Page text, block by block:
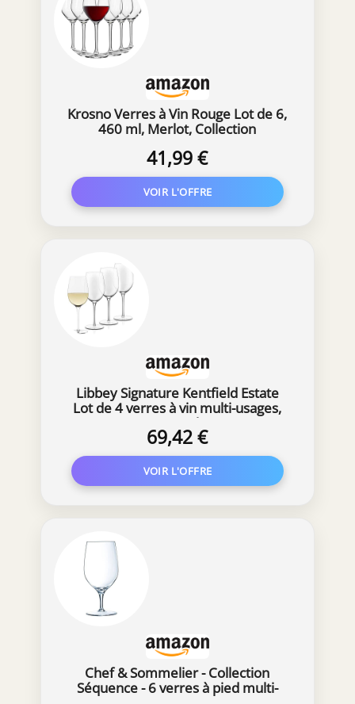
Krosno Verres à Vin Rouge Lot de 6,
460 ml, Merlot, Collection
41,99 €
Libbey Signature Kentfield Estate
Lot de 4 verres à vin multi-usages,
473 ml
69,42 €
Chef & Sommelier - Collection
Séquence - 6 verres à pied multi-